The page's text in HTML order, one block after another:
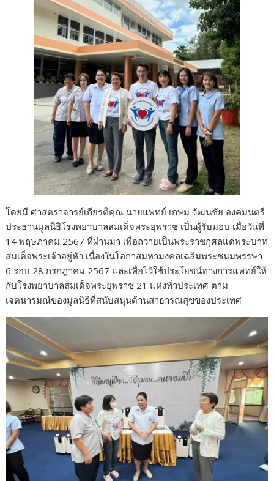
โดยมี ศาสตราจารย์เกียรติคุณ นายแพทย์ เกษม วัฒนชัย องคมนตรี
ประธานมูลนิธิโรงพยาบาลสมเด็จพระยุพราช เป็นผู้รับมอบ เมื่อวันที่
14 พฤษภาคม 2567 ที่ผ่านมา เพื่อถวายเป็นพระราชกุศลแด่พระบาท
สมเด็จพระเจ้าอยู่หัว เนื่องในโอกาสมหามงคลเฉลิมพระชนมพรรษา
6 รอบ 28 กรกฎาคม 2567 และเพื่อไว้ใช้ประโยชน์ทางการแพทย์ให้
กับโรงพยาบาลสมเด็จพระยุพราช 21 แห่งทั่วประเทศ ตาม
เจตนารมณ์ของมูลนิธิที่สนับสนุนด้านสาธารณสุขของประเทศ